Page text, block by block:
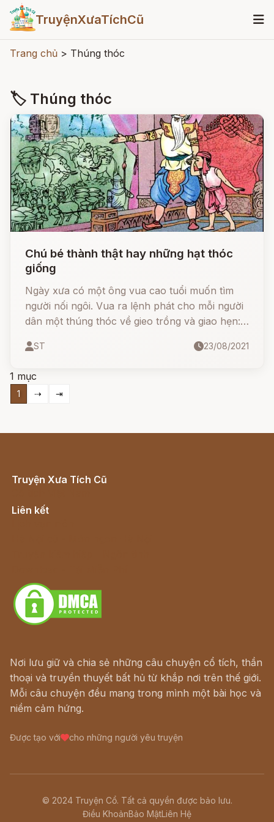
TruyệnXưaTíchCũ
Trang chủ > Thúng thóc
🏷 Thúng thóc
Chú bé thành thật hay những hạt thóc
giống
Ngày xưa có một ông vua cao tuổi muốn tìm
người nối ngôi. Vua ra lệnh phát cho mỗi người
dân một thúng thóc về gieo trồng và giao hẹn:
ngôi, ai không có thóc nộp sẽ bị trừng phạt.
ST 23/08/2021
1 mục
1 ⇢ ⇥
Truyện Xưa Tích Cũ
Liên kết
Nơi lưu giữ và chia sẻ những câu chuyện cổ tích, thần
thoại và truyền thuyết bất hủ từ khắp nơi trên thế giới.
Mỗi câu chuyện đều mang trong mình một bài học và
niềm cảm hứng.
Được tạo với cho những người yêu truyện
© 2024 Truyện Cổ. Tất cả quyền được bảo lưu.
Điều KhoảnBảo MậtLiên Hệ